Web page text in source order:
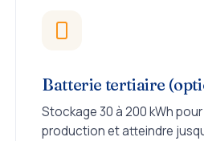
Batterie tertiaire
Stockage 30 à 200 kWh
production et atteindre